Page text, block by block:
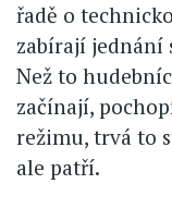
řadě o
zabírají jednání
Než to
začínají,
režimu, trvá to
ale patří.